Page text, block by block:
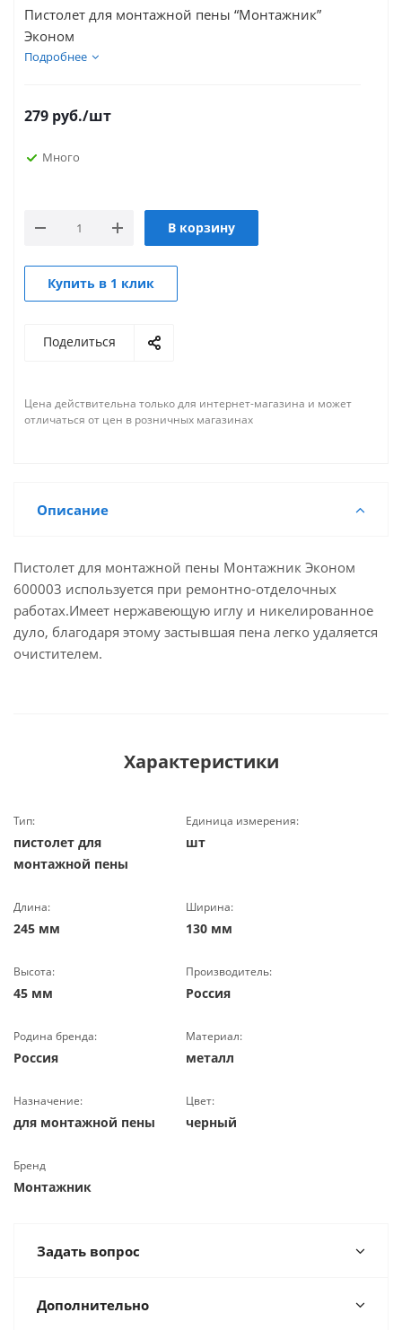
Пистолет для монтажной пены “Монтажник”
Эконом
Подробнее
279 руб./шт
Много
В корзину
Купить в 1 клик
Поделиться
Цена действительна только для интернет-магазина и может
отличаться от цен в розничных магазинах
Описание
Пистолет для монтажной пены Монтажник Эконом
600003 используется при ремонтно-отделочных
работах.Имеет нержавеющую иглу и никелированное
дуло, благодаря этому застывшая пена легко удаляется
очистителем.
Характеристики
Тип:
пистолет для
монтажной пены
Единица измерения:
шт
Длина:
245 мм
Ширина:
130 мм
Высота:
45 мм
Производитель:
Россия
Родина бренда:
Россия
Материал:
металл
Назначение:
для монтажной пены
Цвет:
черный
Бренд
Монтажник
Задать вопрос
Дополнительно